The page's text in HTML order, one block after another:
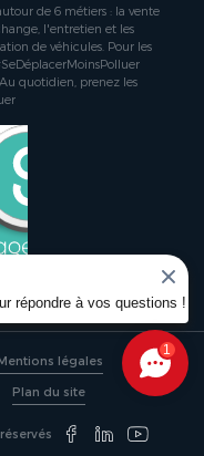
de 6 métiers : la vente
l'entretien et les
de véhicules. Pour les
quotidien, prenez les
légales
Plan du site
1
répondre à vos questions !